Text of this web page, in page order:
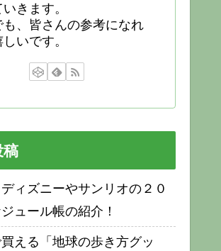
きます。
も、皆さんの参考になれ
いです。
稿
ィズニーやサンリオの２０
ュール帳の紹介！
える「地球の歩き方グッ